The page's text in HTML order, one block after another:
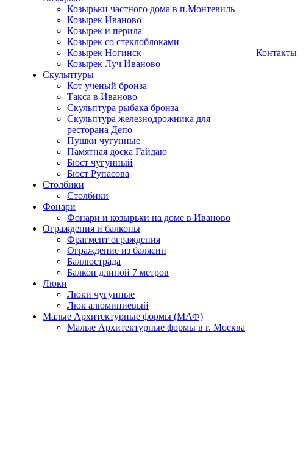
Козырьки частного дома в п.Монтевиль
Козырек Иваново
Козырек и перила
Козырек со стеклоблоками
Козырек Ногинск
Козырек Луч Иваново
Скульптуры
Кот ученый бронза
Такса в Иваново
Скульптура рыбака бронза
Скульптура железнодрожника для
ресторана Депо
Пушки чугунные
Памятная доска Гайдаю
Бюст чугунный
Бюст Рупасова
Столбики
Столбики
Фонари
Фонари и козырьки на доме в Иваново
Ограждения и балконы
Фрагмент ограждения
Ограждение из балясин
Баллюстрада
Балкон длиной 7 метров
Люки
Люки чугунные
Люк алюминиевый
Малые Архитектурные формы (МАФ)
Малые Архитектурные формы в г. Москва
Контакты